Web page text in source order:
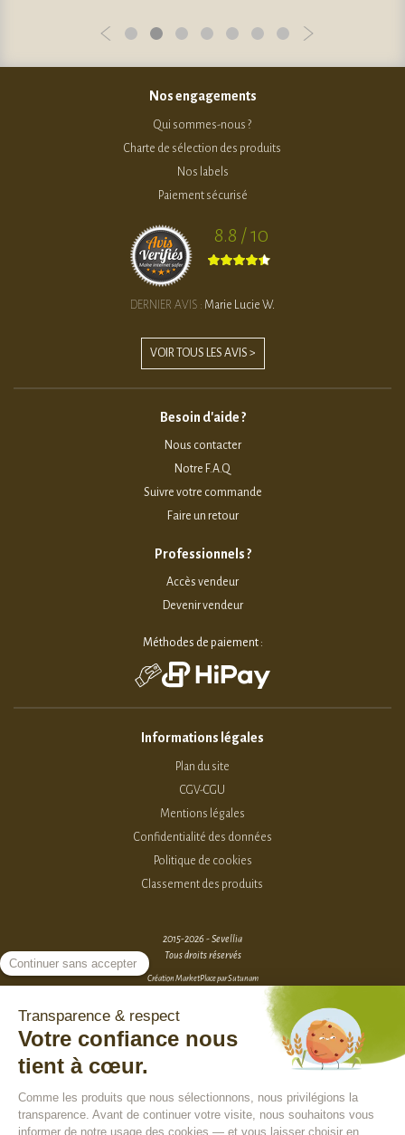
Nos engagements
Qui sommes-nous ?
Charte de sélection des produits
Nos labels
Paiement sécurisé
8.8 / 10
DERNIER AVIS : Marie Lucie W.
VOIR TOUS LES AVIS >
Besoin d'aide ?
Nous contacter
Notre F.A.Q
Suivre votre commande
Faire un retour
Professionnels ?
Accès vendeur
Devenir vendeur
Méthodes de paiement :
Informations légales
Plan du site
CGV-CGU
Mentions légales
Confidentialité des données
Politique de cookies
Classement des produits
2015-2026 - Sevellia
Tous droits réservés
Création MarketPlace par Sutunam
ACCÈS VENDEURS
CONTACTEZ-NOUS